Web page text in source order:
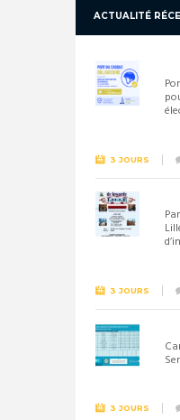
ACTUALITÉ
3 JOURS
3 JOURS
3 JOURS